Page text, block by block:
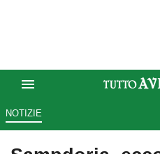
NOTIZIE